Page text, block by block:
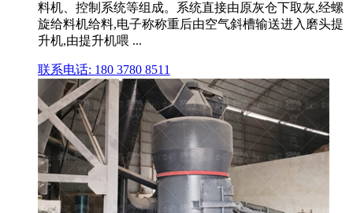
料机、控制系统等组成。系统直接由原灰仓下取灰,经螺
旋给料机给料,电子称称重后由空气斜槽输送进入磨头提
升机,由提升机喂 ...
联系电话: 180 3780 8511